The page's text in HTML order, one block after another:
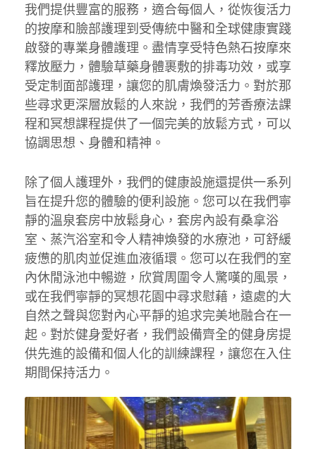
我們提供豐富的服務，適合每個人，從恢復活力
的按摩和臉部護理到受傳統中醫和全球健康實踐
啟發的專業身體護理。盡情享受特色熱石按摩來
釋放壓力，體驗草藥身體裹敷的排毒功效，或享
受定制面部護理，讓您的肌膚煥發活力。對於那
些尋求更深層放鬆的人來說，我們的芳香療法課
程和冥想課程提供了一個完美的放鬆方式，可以
協調思想、身體和精神。
除了個人護理外，我們的健康設施還提供一系列
旨在提升您的體驗的便利設施。您可以在我們寧
靜的溫泉套房中放鬆身心，套房內設有桑拿浴
室、蒸汽浴室和令人精神煥發的水療池，可舒緩
疲憊的肌肉並促進血液循環。您可以在我們的室
內休閒泳池中暢遊，欣賞周圍令人驚嘆的風景，
或在我們寧靜的冥想花園中尋求慰藉，遠處的大
自然之聲與您對內心平靜的追求完美地融合在一
起。對於健身愛好者，我們設備齊全的健身房提
供先進的設備和個人化的訓練課程，讓您在入住
期間保持活力。